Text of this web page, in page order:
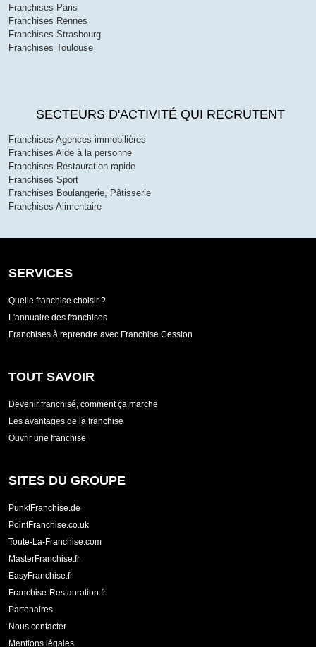
Franchises Paris
Franchises Rennes
Franchises Strasbourg
Franchises Toulouse
SECTEURS D'ACTIVITÉ QUI RECRUTENT
Franchises Agences immobilières
Franchises Aide à la personne
Franchises Restauration rapide
Franchises Sport
Franchises Boulangerie, Pâtisserie
Franchises Alimentaire
SERVICES
Quelle franchise choisir ?
L'annuaire des franchises
Franchises à reprendre avec Franchise Cession
TOUT SAVOIR
Devenir franchisé, comment ça marche
Les avantages de la franchise
Ouvrir une franchise
SITES DU GROUPE
PunktFranchise.de
PointFranchise.co.uk
Toute-La-Franchise.com
MasterFranchise.fr
EasyFranchise.fr
Franchise-Restauration.fr
Partenaires
Nous contacter
Mentions légales